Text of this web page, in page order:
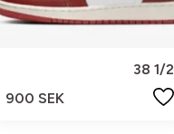
38 1/2
900 SEK